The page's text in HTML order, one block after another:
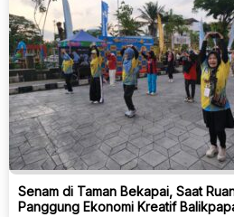
Senam di Taman Bekapai, Saat
Panggung Ekonomi Kreatif